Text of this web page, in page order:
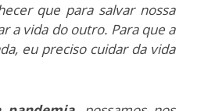
que para salvar nossa
a vida do outro. Para que a
eu preciso cuidar da vida